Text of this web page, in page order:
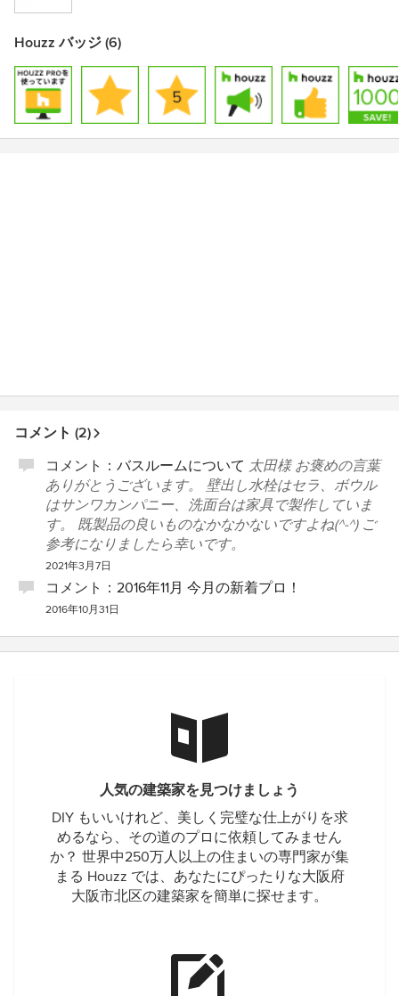
Houzz バッジ (6)
コメント (2)
コメント： バスルームについて 太田様 お褒めの言葉
ありがとうございます。 壁出し水栓はセラ、ボウル
はサンワカンパニー、洗面台は家具で製作していま
す。 既製品の良いものなかなかないですよね(^-^) ご
参考になりましたら幸いです。
2021年3月7日
コメント： 2016年11月 今月の新着プロ！
2016年10月31日
人気の建築家を見つけましょう
DIY もいいけれど、美しく完璧な仕上がりを求
めるなら、その道のプロに依頼してみません
か？ 世界中250万人以上の住まいの専門家が集
まる Houzz では、あなたにぴったりな大阪府
大阪市北区の建築家を簡単に探せます。